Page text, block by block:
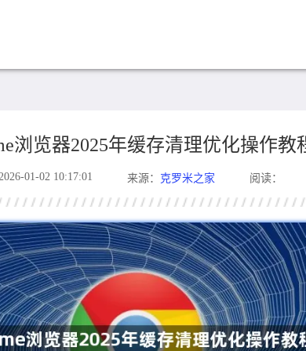
浏览器2025年缓存清理优化操作教
01-02 10:17:01 来源： 克罗米之家 阅读：